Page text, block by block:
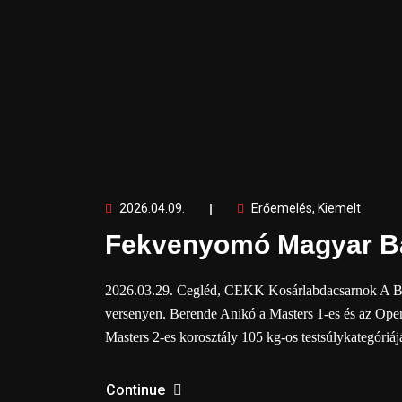
2026.04.09. Erőemelés, Kiemelt
Fekvenyomó Magyar
2026.03.29. Cegléd, CEKK Kosárlabdacsarnok A
versenyen. Berende Anikó a Masters 1-es és az
Masters 2-es korosztály 105 kg-os
Continue